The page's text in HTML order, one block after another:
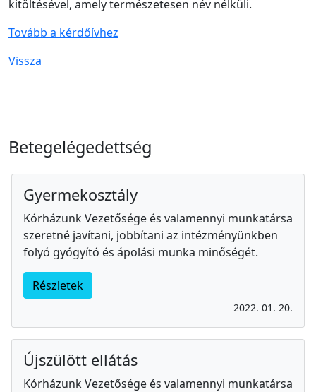
kitöltésével, amely természetesen név nélküli.
Tovább a kérdőívhez
Vissza
Betegelégedettség
Gyermekosztály
Kórházunk Vezetősége és valamennyi munkatársa
szeretné javítani, jobbítani az intézményünkben
folyó gyógyító és ápolási munka minőségét.
Részletek
2022. 01. 20.
Újszülött ellátás
Kórházunk Vezetősége és valamennyi munkatársa